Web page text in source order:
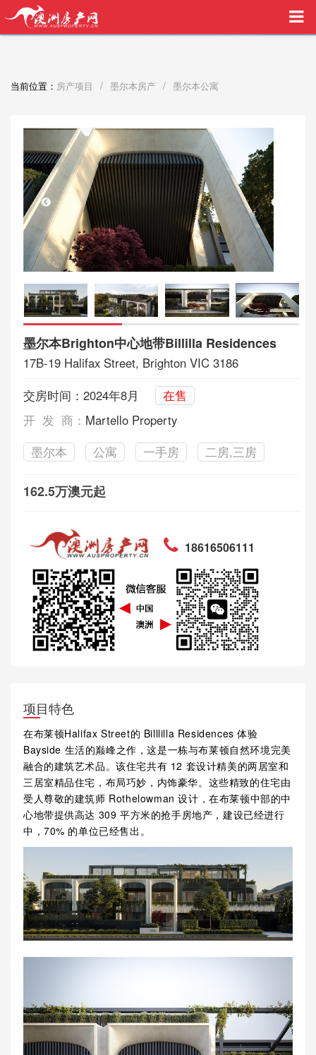
买家中介VIP服务，助您安心购房
当前位置： 房产项目 / 墨尔本房产 / 墨尔本公寓
墨尔本Brighton中心地带Billilla Residences
17B-19 Halifax Street, Brighton VIC 3186
交房时间：2024年8月
在售
开 发 商： Martello Property
墨尔本
公寓 一手房 二房,三房
162.5万澳元起
18616506111
项目特色
在布莱顿Halifax Street的 Billlilla Residences 体验
Bayside 生活的巅峰之作，这是一栋与布莱顿自然环境完美
融合的建筑艺术品。该住宅共有 12 套设计精美的两居室和
三居室精品住宅，布局巧妙，内饰豪华。这些精致的住宅由
受人尊敬的建筑师 Rothelowman 设计，在布莱顿中部的中
心地带提供高达 309 平方米的抢手房地产，建设已经进行
中，70% 的单位已经售出。